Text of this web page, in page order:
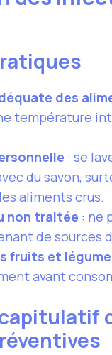
des
température
: se
du savon,
aliments crus.
non traitée : ne
de sources
fruits et
avant